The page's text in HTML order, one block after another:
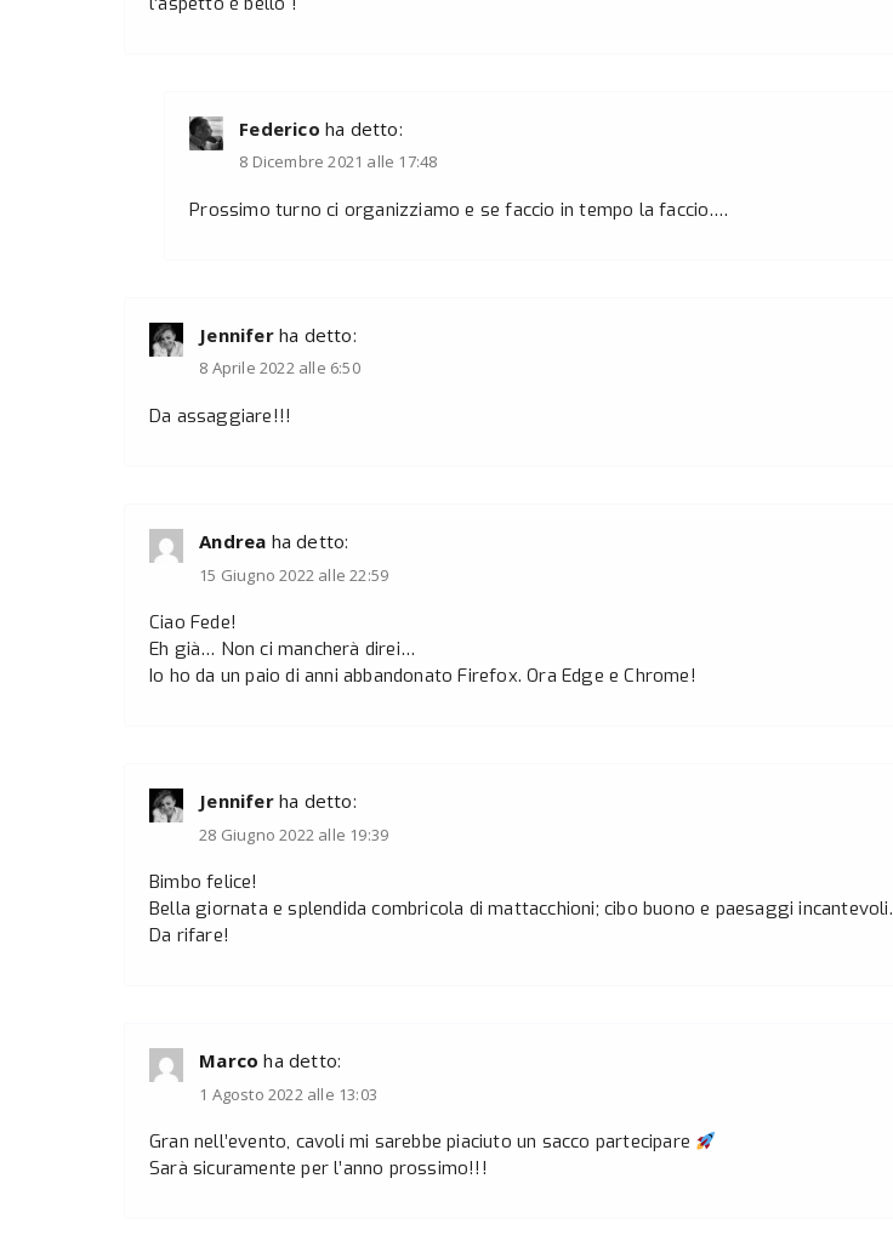
Federico ha detto:
8 Dicembre 2021 alle 17:48
Prossimo turno ci organizziamo e se faccio in tempo la faccio….
Jennifer ha detto:
8 Aprile 2022 alle 6:50
Da assaggiare!!!
Andrea ha detto:
15 Giugno 2022 alle 22:59
Ciao Fede!
Eh già… Non ci mancherà direi…
Io ho da un paio di anni abbandonato Firefox. Ora Edge e Chrome!
Jennifer ha detto:
28 Giugno 2022 alle 19:39
Bimbo felice!
Bella giornata e splendida combricola di mattacchioni; cibo buono e paesaggi incantevoli.
Da rifare!
Marco ha detto:
1 Agosto 2022 alle 13:03
Gran nell’evento, cavoli mi sarebbe piaciuto un sacco partecipare
Sarà sicuramente per l’anno prossimo!!!